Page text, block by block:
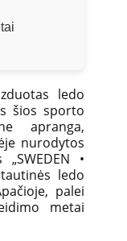
ledo
šios sporto
apranga,
nurodytos
•
ledo
palei
metai